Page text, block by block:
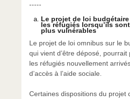
-----
Le projet de loi
les réfugiés lorsqu’ils
plus vulnérables
Le projet de loi omnibus sur le
qui vient d’être déposé, pourrait
les réfugiés nouvellement
d’accès à l’aide sociale.
Certaines dispositions du projet